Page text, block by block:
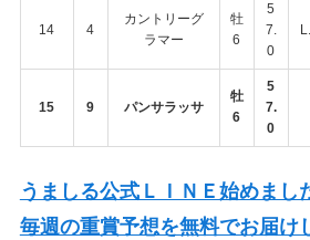
14 4
カントリーグ
ラマー
牡
6
5
7.
0
15 9 パンサラッサ
牡
6
5
7.
0
うましる公式ＬＩＮＥ始めまし
毎週の重賞予想を無料でお届け